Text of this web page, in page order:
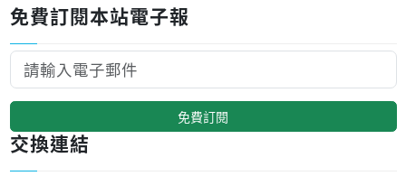
免費訂閱本站電子報
免費訂閱
交換連結